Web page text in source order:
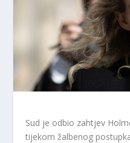
Sud je odbio zahtjev
tijekom žalbenog